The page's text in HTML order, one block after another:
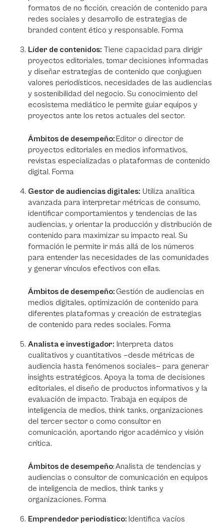
formatos de no ficción, creación de contenido para
redes sociales y desarrollo de estrategias de
branded content ético y responsable. Forma
Líder de contenidos: Tiene capacidad para dirigir
proyectos editoriales, tomar decisiones informadas
y diseñar estrategias de contenido que conjuguen
valores periodísticos, necesidades de las audiencias
y sostenibilidad del negocio. Su conocimiento del
ecosistema mediático le permite guiar equipos y
proyectos ante los retos actuales del sector.
Ámbitos de desempeño:Editor o director de
proyectos editoriales en medios informativos,
revistas especializadas o plataformas de contenido
digital. Forma
Gestor de audiencias digitales: Utiliza analítica
avanzada para interpretar métricas de consumo,
identificar comportamientos y tendencias de las
audiencias, y orientar la producción y distribución de
contenido para maximizar su impacto real. Su
formación le permite ir más allá de los números
para entender las necesidades de las comunidades
y generar vínculos efectivos con ellas.
Ámbitos de desempeño:Gestión de audiencias en
medios digitales, optimización de contenido para
diferentes plataformas y creación de estrategias
de contenido para redes sociales. Forma
Analista e investigador: Interpreta datos
cualitativos y cuantitativos —desde métricas de
audiencia hasta fenómenos sociales— para generar
insights estratégicos. Apoya la toma de decisiones
editoriales, el diseño de productos informativos y la
evaluación de impacto. Trabaja en equipos de
inteligencia de medios, think tanks, organizaciones
del tercer sector o como consultor en
comunicación, aportando rigor académico y visión
crítica.
Ámbitos de desempeño: Analista de tendencias y
audiencias o consultor de comunicación en equipos
de inteligencia de medios, think tanks y
organizaciones. Forma
Emprendedor periodístico: Identifica vacíos